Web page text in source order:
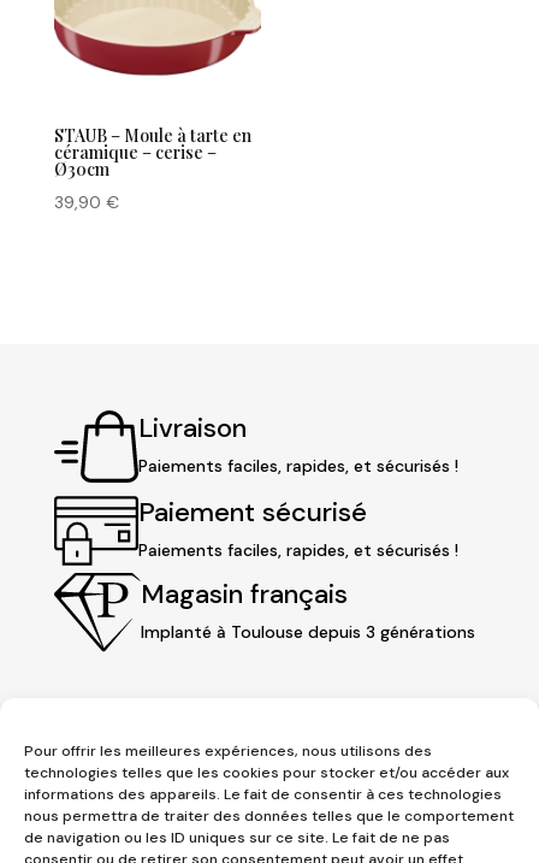
Pour offrir les meilleures expériences, nous utilisons des
technologies telles que les cookies pour stocker et/ou accéder aux
informations des appareils. Le fait de consentir à ces technologies
nous permettra de traiter des données telles que le comportement
de navigation ou les ID uniques sur ce site. Le fait de ne pas
STAUB – Moule à tarte en
céramique – cerise –
Ø30cm
39,90 €
Livraison
Paiements faciles, rapides, et sécurisés !
Paiement sécurisé
Paiements faciles, rapides, et sécurisés !
Magasin français
Implanté à Toulouse depuis 3 générations